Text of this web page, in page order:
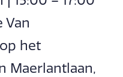
Van
het
Maerlantlaan,